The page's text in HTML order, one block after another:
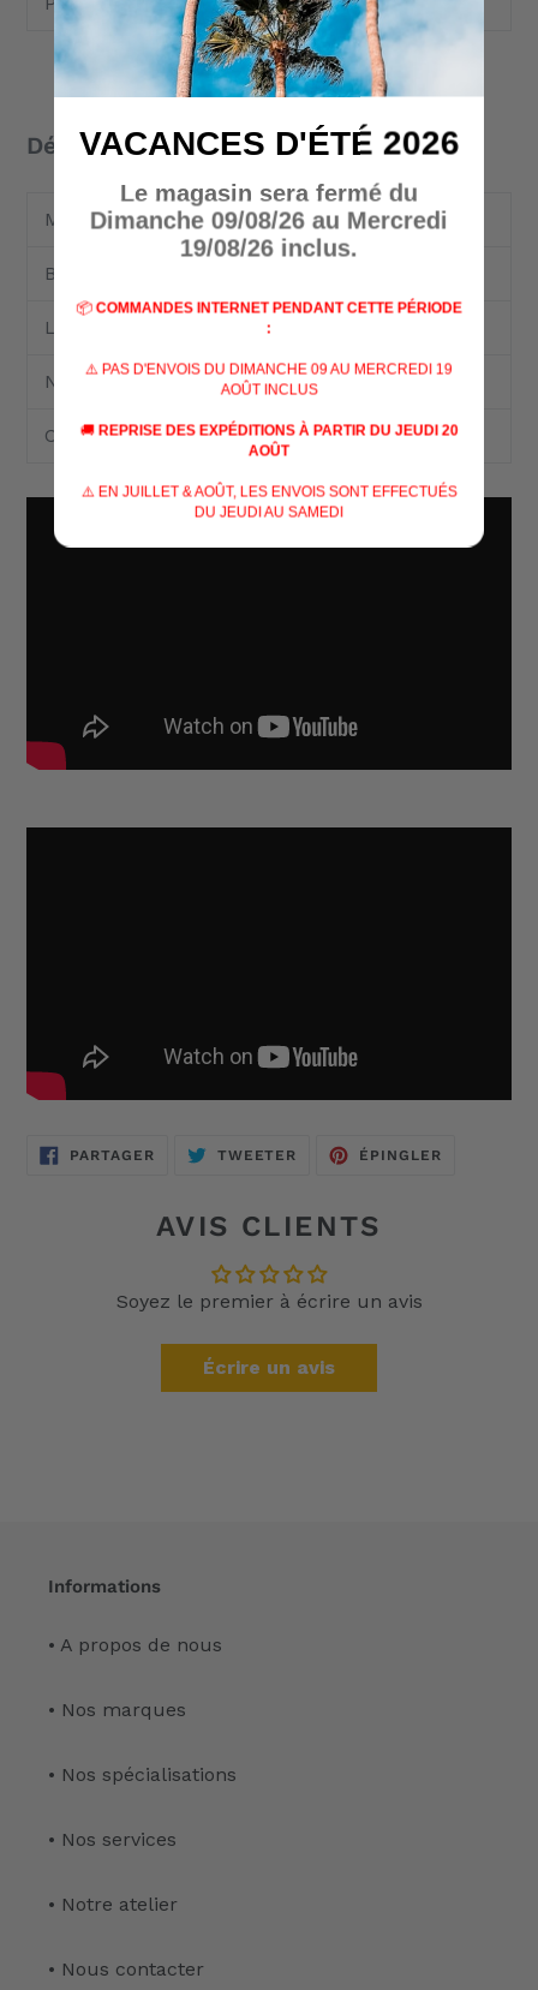
Détails
Matériau ABS/Cellidor
Blocable
Lame à une main
Nb de fonctions 27
Couleur Rouge
PARTAGERPARTAGERTWEETER TWEETERÉPINGLER
AVIS CLIENTS
Soyez le premier à écrire un avis
Écrire un avis
Informations
• A propos de nous
• Nos marques
• Nos spécialisations
• Nos services
• Notre atelier
• Nous contacter
VACANCES D'ÉTÉ 2026
Le magasin sera fermé du
Dimanche 09/08/26 au Mercredi
19/08/26 inclus.
📦 COMMANDES INTERNET PENDANT CETTE PÉRIODE
:
⚠️ PAS D'ENVOIS DU DIMANCHE 09 AU MERCREDI 19
AOÛT INCLUS
🚚 REPRISE DES EXPÉDITIONS À PARTIR DU JEUDI 20
AOÛT
⚠️ EN JUILLET & AOÛT, LES ENVOIS SONT EFFECTUÉS
DU JEUDI AU SAMEDI